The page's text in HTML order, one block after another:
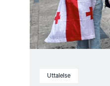
Uttalelse